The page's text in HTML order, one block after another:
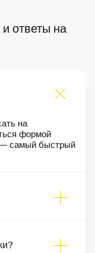
ответы на
на
формой
— самый быстрый